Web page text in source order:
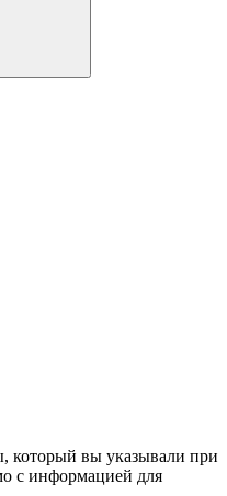
который вы указывали при
с информацией для